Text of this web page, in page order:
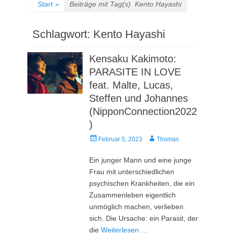
Start » Beiträge mit Tag(s) Kento Hayashi
Schlagwort: Kento Hayashi
Kensaku Kakimoto:
PARASITE IN LOVE
feat. Malte, Lucas,
Steffen und Johannes
(NipponConnection2022
)
Veröffentlicht
Februar 5, 2023 AutorThomas
Ein junger Mann und eine junge
Frau mit unterschiedlichen
psychischen Krankheiten, die ein
Zusammenleben eigentlich
unmöglich machen, verlieben
sich. Die Ursache: ein Parasit, der
dieWeiterlesen …